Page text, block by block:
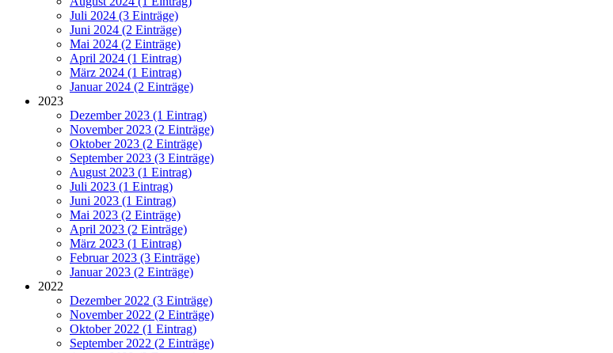
Juli 2024 (3 Einträge)
Juni 2024 (2 Einträge)
Mai 2024 (2 Einträge)
April 2024 (1 Eintrag)
März 2024 (1 Eintrag)
Januar 2024 (2 Einträge)
2023
Dezember 2023 (1 Eintrag)
November 2023 (2 Einträge)
Oktober 2023 (2 Einträge)
September 2023 (3 Einträge)
August 2023 (1 Eintrag)
Juli 2023 (1 Eintrag)
Juni 2023 (1 Eintrag)
Mai 2023 (2 Einträge)
April 2023 (2 Einträge)
März 2023 (1 Eintrag)
Februar 2023 (3 Einträge)
Januar 2023 (2 Einträge)
2022
Dezember 2022 (3 Einträge)
November 2022 (2 Einträge)
Oktober 2022 (1 Eintrag)
September 2022 (2 Einträge)